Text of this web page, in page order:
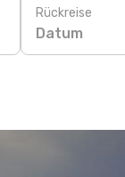
Rückreise
Datum